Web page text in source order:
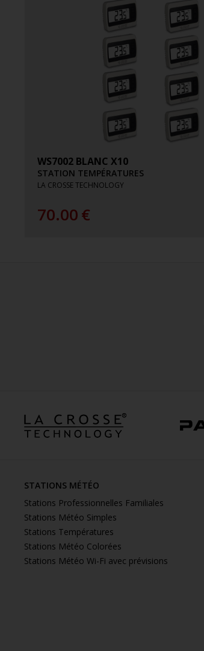
WS7002 BLANC X10
STATION TEMPÉRATURES
LA CROSSE TECHNOLOGY
70.00€
STATIONS MÉTÉO
Stations Professionnelles Familiales
Stations Météo Simples
Stations Températures
Stations Météo Colorées
Stations Météo Wi-Fi avec prévisions